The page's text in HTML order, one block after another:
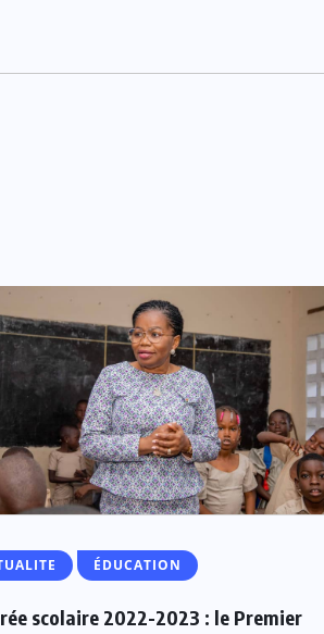
ÉDUCATION
scolaire 2022-2023 : le Premier